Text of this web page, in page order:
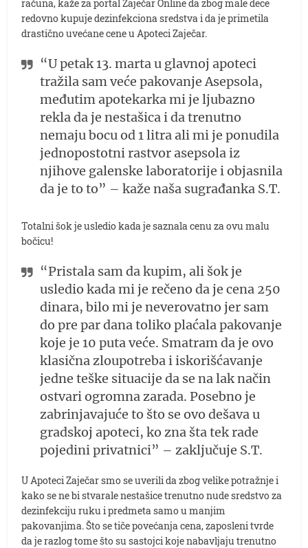
računa, kaže za portal Zaječar Online da zbog male dece
redovno kupuje dezinfekciona sredstva i da je primetila
drastično uvećane cene u Apoteci Zaječar.
“U petak 13. marta u glavnoj apoteci
tražila sam veće pakovanje Asepsola,
međutim apotekarka mi je ljubazno
rekla da je nestašica i da trenutno
nemaju bocu od 1 litra ali mi je ponudila
jednopostotni rastvor asepsola iz
njihove galenske laboratorije i objasnila
da je to to” – kaže naša sugrađanka S.T.
Totalni šok je usledio kada je saznala cenu za ovu malu
bočicu!
“Pristala sam da kupim, ali šok je
usledio kada mi je rečeno da je cena 250
dinara, bilo mi je neverovatno jer sam
do pre par dana toliko plaćala pakovanje
koje je 10 puta veće. Smatram da je ovo
klasična zloupotreba i iskorišćavanje
jedne teške situacije da se na lak način
ostvari ogromna zarada. Posebno je
zabrinjavajuće to što se ovo dešava u
gradskoj apoteci, ko zna šta tek rade
pojedini privatnici” – zaključuje S.T.
U Apoteci Zaječar smo se uverili da zbog velike potražnje i
kako se ne bi stvarale nestašice trenutno nude sredstvo za
dezinfekciju ruku i predmeta samo u manjim
pakovanjima. Što se tiče povećanja cena, zaposleni tvrde
da je razlog tome što su sastojci koje nabavljaju trenutno